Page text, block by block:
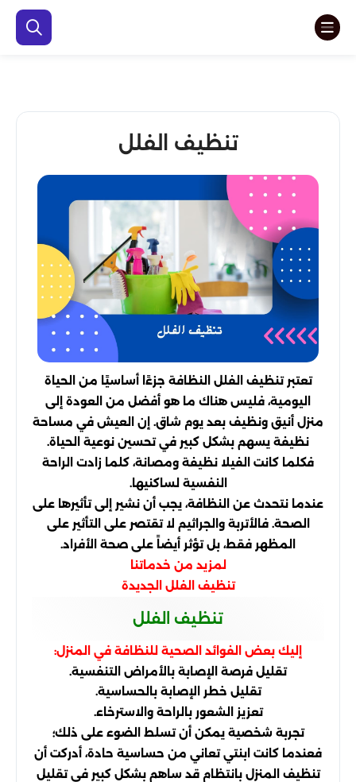
تنظيف الفلل
تعتبر تنظيف الفلل النظافة جزءًا أساسيًا من الحياة
اليومية، فليس هناك ما هو أفضل من العودة إلى
منزل أنيق ونظيف بعد يوم شاق. إن العيش في مساحة
نظيفة يسهم بشكل كبير في تحسين نوعية الحياة.
فكلما كانت الفيلا نظيفة ومصانة، كلما زادت الراحة
النفسية لساكنيها.
عندما نتحدث عن النظافة، يجب أن نشير إلى تأثيرها على
الصحة. فالأتربة والجراثيم لا تقتصر على التأثير على
المظهر فقط، بل تؤثر أيضاً على صحة الأفراد.
لمزيد من خدماتنا
تنظيف الفلل الجديدة
تنظيف الفلل
إليك بعض الفوائد الصحية للنظافة في المنزل:
تقليل فرصة الإصابة بالأمراض التنفسية.
تقليل خطر الإصابة بالحساسية.
تعزيز الشعور بالراحة والاسترخاء.
تجربة شخصية يمكن أن تسلط الضوء على ذلك؛
فعندما كانت ابنتي تعاني من حساسية حادة، أدركت أن
تنظيف المنزل بانتظام قد ساهم بشكل كبير في تقليل